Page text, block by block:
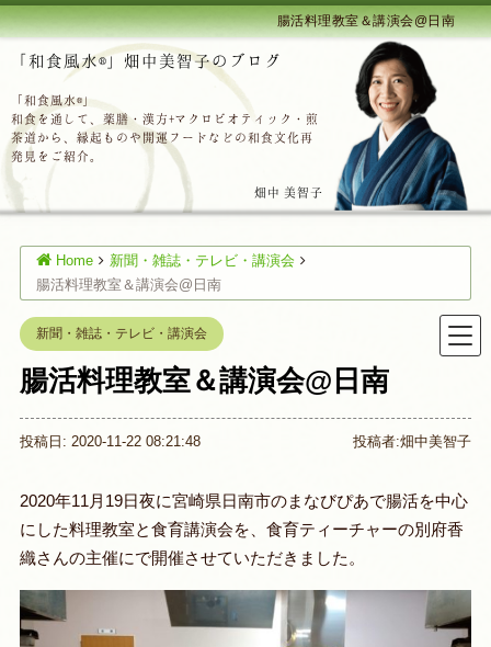
腸活料理教室＆講演会@日南
「和食風水®」畑中美智子のブログ
「和食風水®」
和食を通して、薬膳・漢方+マクロビオティック・煎
茶道から、縁起ものや開運フードなどの和食文化再
発見をご紹介。
畑中 美智子
Home
新聞・雑誌・テレビ・講演会
腸活料理教室＆講演会@日南
新聞・雑誌・テレビ・講演会
腸活料理教室＆講演会@日南
投稿日: 2020-11-22 08:21:48 投稿者:畑中美智子
2020年11月19日夜に宮崎県日南市のまなびぴあで腸活を中心
にした料理教室と食育講演会を、食育ティーチャーの別府香
織さんの主催にで開催させていただきました。